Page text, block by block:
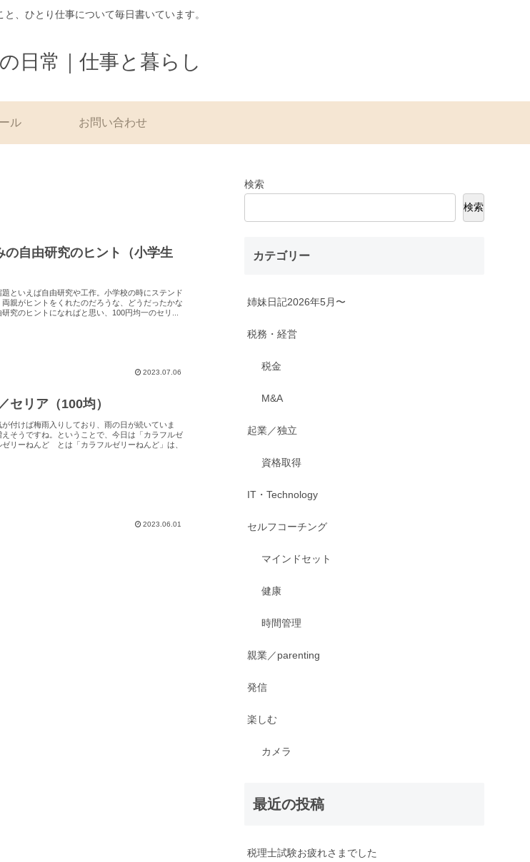
、ひとり仕事について毎日書いています。
日常｜仕事と暮らし
ル お問い合わせ
の自由研究のヒント（小学生
といえば自由研究や工作。小学校の時にステンド
親がヒントをくれたのだろうな、どうだったかな
究のヒントになればと思い、100円均一のセリ...
2023.07.06
セリア（100均）
付けば梅雨入りしており、雨の日が続いていま
そうですね。ということで、今日は「カラフルゼ
リーねんど とは「カラフルゼリーねんど」は、
2023.06.01
検索
検索
カテゴリー
姉妹日記2026年5月〜
税務・経営
税金
M&A
起業／独立
資格取得
IT・Technology
セルフコーチング
マインドセット
健康
時間管理
親業／parenting
発信
楽しむ
カメラ
最近の投稿
税理士試験お疲れさまでした